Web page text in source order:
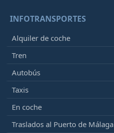
INFOTRANSPORTES
Alquiler de coche
Tren
Autobús
Taxis
En coche
Traslados al Puerto de Málaga